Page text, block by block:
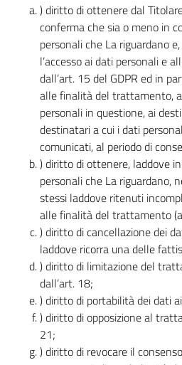
) diritto di ottenere dal
conferma che sia o meno in
personali che La riguardano
l’accesso ai dati personali e
dall’art. 15 del GDPR ed in
alle finalità del trattamento,
personali in questione, ai
destinatari a cui i dati
comunicati, al periodo di
) diritto di ottenere, laddove
personali che La riguardano,
stessi laddove ritenuti
alle finalità del trattamento
) diritto di cancellazione dei
laddove ricorra una delle
) diritto di limitazione del
dall’art. 18;
) diritto di portabilità dei dati
) diritto di opposizione al
21;
) diritto di revocare il